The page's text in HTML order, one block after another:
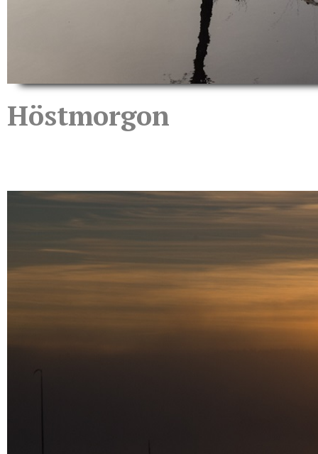
Höstmorgon